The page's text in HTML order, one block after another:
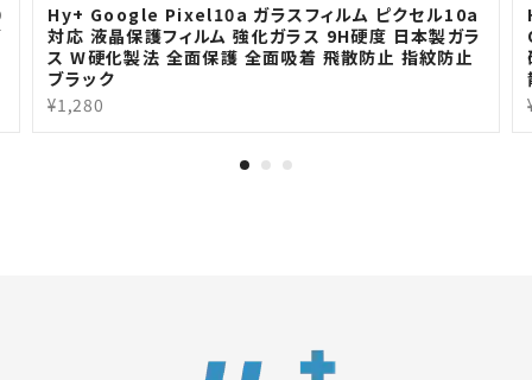
Hy+ Google Pixel10a ガラスフィルム ピクセル10a
対応 液晶保護フィルム 強化ガラス 9H硬度 日本製ガラ
ス W硬化製法 全面保護 全面吸着 飛散防止 指紋防止
ブラック
¥1,280